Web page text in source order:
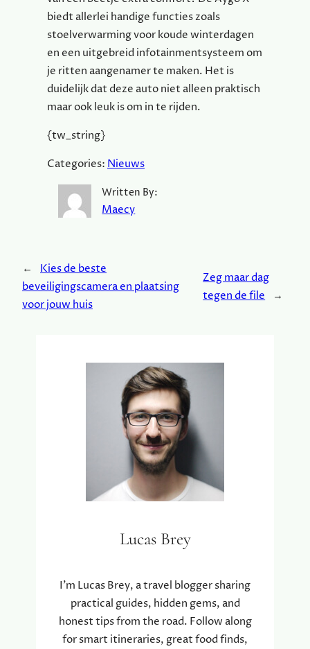
biedt allerlei handige functies zoals
stoelverwarming voor koude winterdagen
en een uitgebreid infotainmentsysteem om
je ritten aangenamer te maken. Het is
duidelijk dat deze auto niet alleen praktisch
maar ook leuk is om in te rijden.
{tw_string}
Categories:Nieuws
Written By:
Maecy
←
Kies de beste
beveiligingscamera en plaatsing
voor jouw huis
Zeg maar dag
tegen de file
→
Lucas Brey
I’m Lucas Brey, a travel blogger sharing
practical guides, hidden gems, and
honest tips from the road. Follow along
for smart itineraries, great food finds,